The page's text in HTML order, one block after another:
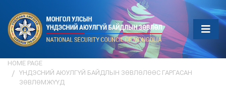
HOME PAGE
ҮНДЭСНИЙ АЮУЛГҮЙ БАЙДЛЫН ЗӨВЛӨЛӨӨС ГАРГАСАН
ЗӨВЛӨМЖҮҮД